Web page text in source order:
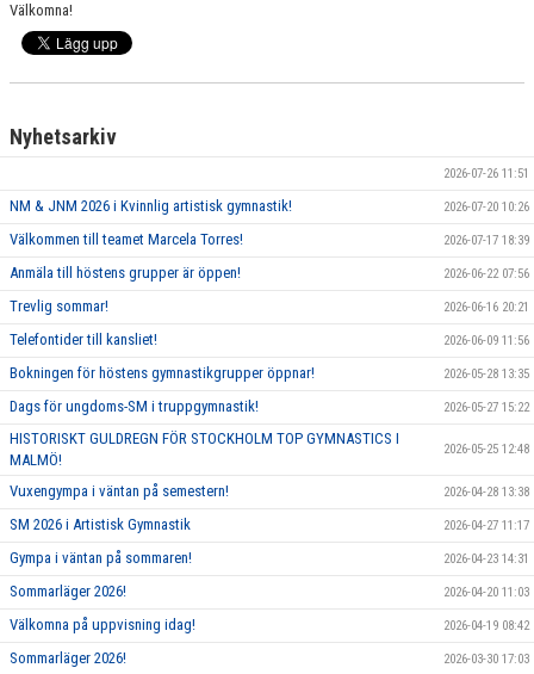
Välkomna!
Nyhetsarkiv
2026-07-26 11:51
NM & JNM 2026 i Kvinnlig artistisk gymnastik! 2026-07-20 10:26
Välkommen till teamet Marcela Torres! 2026-07-17 18:39
Anmäla till höstens grupper är öppen! 2026-06-22 07:56
Trevlig sommar! 2026-06-16 20:21
Telefontider till kansliet! 2026-06-09 11:56
Bokningen för höstens gymnastikgrupper öppnar! 2026-05-28 13:35
Dags för ungdoms-SM i truppgymnastik! 2026-05-27 15:22
HISTORISKT GULDREGN FÖR STOCKHOLM TOP GYMNASTICS I
MALMÖ!
2026-05-25 12:48
Vuxengympa i väntan på semestern! 2026-04-28 13:38
SM 2026 i Artistisk Gymnastik 2026-04-27 11:17
Gympa i väntan på sommaren! 2026-04-23 14:31
Sommarläger 2026! 2026-04-20 11:03
Välkomna på uppvisning idag! 2026-04-19 08:42
Sommarläger 2026! 2026-03-30 17:03